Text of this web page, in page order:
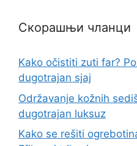
Скорашњи чланци
Kako očistiti zuti far?
dugotrajan sjaj
Održavanje kožnih
dugotrajan luksuz
Kako se rešiti